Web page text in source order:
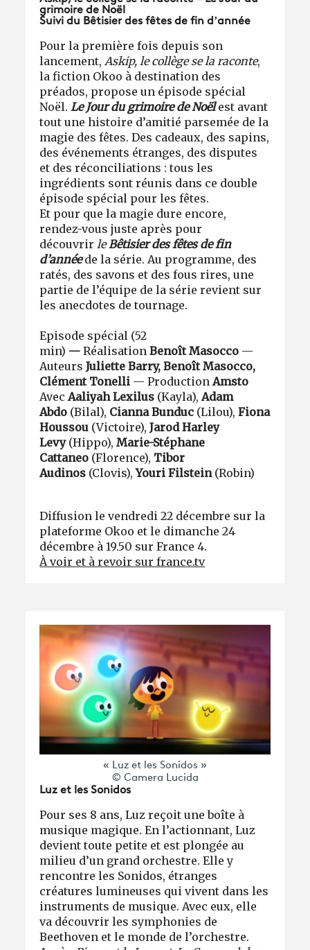
grimoire de Noël
Suivi du Bêtisier des fêtes de fin d’année
Pour la première fois depuis son
lancement, Askip, le collège se la raconte,
la fiction Okoo à destination des
préados, propose un épisode spécial
Noël. Le Jour du grimoire de Noëlest avant
tout une histoire d’amitié parsemée de la
magie des fêtes. Des cadeaux, des sapins,
des événements étranges, des disputes
et des réconciliations : tous les
ingrédients sont réunis dans ce double
épisode spécial pour les fêtes.
Et pour que la magie dure encore,
rendez-vous juste après pour
découvrir leBêtisier des fêtes de fin
d’annéede la série. Au programme, des
ratés, des savons et des fous rires, une
partie de l’équipe de la série revient sur
les anecdotes de tournage.
Episode spécial (52
min) —RéalisationBenoît Masocco —
AuteursJuliette Barry,Benoît Masocco,
Clément Tonelli — ProductionAmsto
AvecAaliyah Lexilus (Kayla),Adam
Abdo (Bilal), Cianna Bunduc (Lilou),Fiona
Houssou (Victoire),Jarod Harley
Levy(Hippo),Marie-Stéphane
Cattaneo (Florence), Tibor
Audinos (Clovis),Youri Filstein (Robin)
Diffusion le vendredi 22 décembre sur la
plateforme Okoo et le dimanche 24
décembre à 19.50 sur France 4.
À voir et à revoir sur france.tv
« Luz et les Sonidos »
© Camera Lucida
Luz et les Sonidos
Pour ses 8 ans, Luz reçoit une boîte à
musique magique. En l’actionnant, Luz
devient toute petite et est plongée au
milieu d’un grand orchestre. Elle y
rencontre les Sonidos, étranges
créatures lumineuses qui vivent dans les
instruments de musique. Avec eux, elle
va découvrir les symphonies de
Beethoven et le monde de l’orchestre.